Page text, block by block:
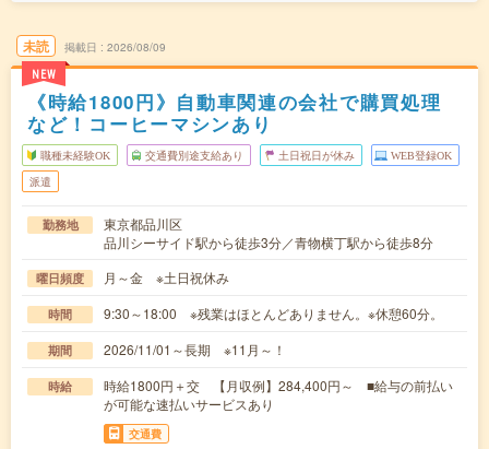
未読
NEW
掲載日 2026/08/09
《時給1800円》自動車関連の会社で購買処理
など！コーヒーマシンあり
職種未経験OK 交通費別途支給あり 土日祝日が休み WEB登録OK
派遣
勤務地
東京都品川区
品川シーサイド駅から徒歩3分／青物横丁駅から徒歩8分
曜日頻度 月～金 ※土日祝休み
時間 9:30～18:00 ※残業はほとんどありません。※休憩60分。
期間 2026/11/01～長期 ※11月～！
時給
時給1800円＋交 【月収例】284,400円～ ■給与の前払い
が可能な速払いサービスあり
交通費